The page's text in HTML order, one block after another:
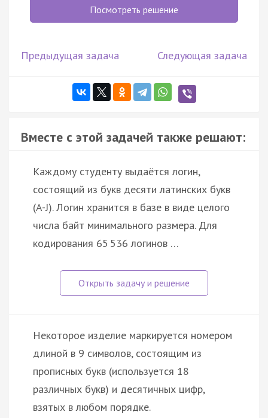
Посмотреть решение
Предыдущая задача Следующая задача
Вместе с этой задачей также решают:
Каждому студенту выдаётся логин,
состоящий из букв десяти латинских букв
(A-J). Логин хранится в базе в виде целого
числа байт минимального размера. Для
кодирования 65 536 логинов …
Некоторое изделие маркируется номером
длиной в 9 символов, состоящим из
прописных букв (используется 18
различных букв) и десятичных цифр,
взятых в любом порядке.